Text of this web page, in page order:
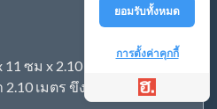
ซม x 2.10 เมตร ฝังดิน 50
2.10 เมตร ขึงลวดหนาม
ยอมรับทั้งหมด
การตั้งค่าคุกกี้